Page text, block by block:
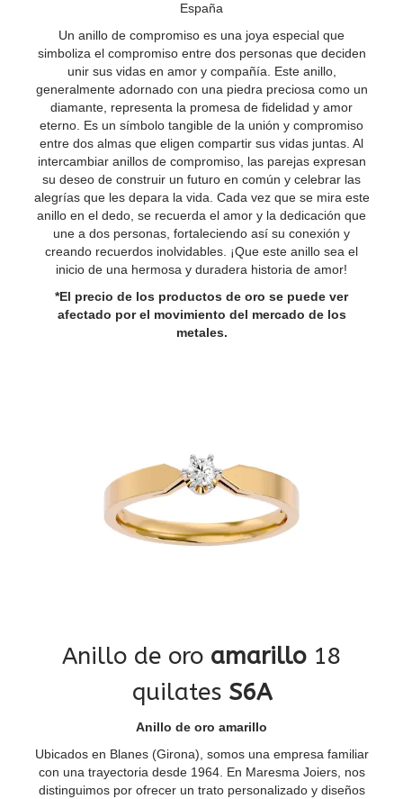
España
Un anillo de compromiso es una joya especial que
simboliza el compromiso entre dos personas que deciden
unir sus vidas en amor y compañía. Este anillo,
generalmente adornado con una piedra preciosa como un
diamante, representa la promesa de fidelidad y amor
eterno. Es un símbolo tangible de la unión y compromiso
entre dos almas que eligen compartir sus vidas juntas. Al
intercambiar anillos de compromiso, las parejas expresan
su deseo de construir un futuro en común y celebrar las
alegrías que les depara la vida. Cada vez que se mira este
anillo en el dedo, se recuerda el amor y la dedicación que
une a dos personas, fortaleciendo así su conexión y
creando recuerdos inolvidables. ¡Que este anillo sea el
inicio de una hermosa y duradera historia de amor!
*El precio de los productos de oro se puede ver
afectado por el movimiento del mercado de los
metales.
Anillo de oro amarillo 18
quilates S6A
Anillo de oro amarillo
Ubicados en Blanes (Girona), somos una empresa familiar
con una trayectoria desde 1964. En Maresma Joiers, nos
distinguimos por ofrecer un trato personalizado y diseños